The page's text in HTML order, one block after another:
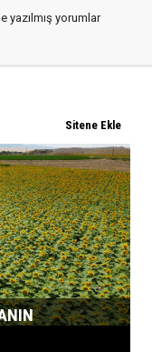
yazılmış yorumlar